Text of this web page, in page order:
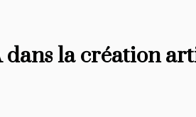
dans la création